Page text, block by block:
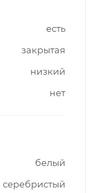
есть
закрытая
низкий
нет
белый
серебристый